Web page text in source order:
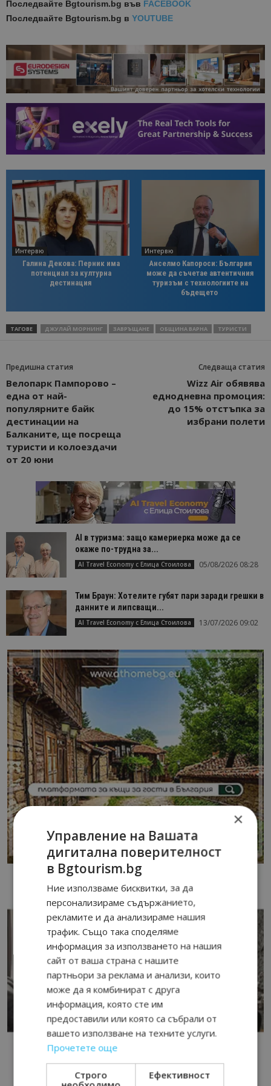
Последвайте Bgtourism.bg във FACEBOOK
Последвайте Bgtourism.bg в YOUTUBE
Интервю
Галина Декова: Перник има
потенциал за културна
дестинация
Интервю
Анселмо Капороси: България
може да съчетае автентичния
туризъм с технологиите на
бъдещето
ТАГОВЕ ДЖУЛАЙ МОРНИНГ ЗАВРЪЩАНЕ ОБЩИНА ВАРНА ТУРИСТИ
Предишна статия
Велопарк Пампорово –
една от най-
популярните байк
дестинации на
Балканите, ще посреща
туристи и колоездачи
от 20 юни
Следваща статия
Wizz Air обявява
еднодневна промоция:
до 15% отстъпка за
избрани полети
AI в туризма: защо камериерка може да се
окаже по-трудна за...
AI Travel Economy с Елица Стоилова 05/08/2026 08:28
Тим Браун: Хотелите губят пари заради грешки в
данните и липсващи...
AI Travel Economy с Елица Стоилова 13/07/2026 09:02
×
Управление на Вашата
дигитална поверителност
в Bgtourism.bg
Ние използваме бисквитки, за да
персонализираме съдържанието,
рекламите и да анализираме нашия
трафик. Също така споделяме
информация за използването на нашия
сайт от ваша страна с нашите
партньори за реклама и анализи, които
може да я комбинират с друга
информация, която сте им
предоставили или която са събрали от
вашето използване на техните услуги.
Прочетете още
Строго
Ефективност